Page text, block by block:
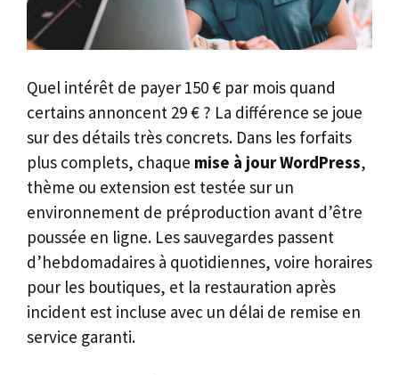
Quel intérêt de payer 150 € par mois quand
certains annoncent 29 € ? La différence se joue
sur des détails très concrets. Dans les forfaits
plus complets, chaque mise à jour WordPress,
thème ou extension est testée sur un
environnement de préproduction avant d’être
poussée en ligne. Les sauvegardes passent
d’hebdomadaires à quotidiennes, voire horaires
pour les boutiques, et la restauration après
incident est incluse avec un délai de remise en
service garanti.